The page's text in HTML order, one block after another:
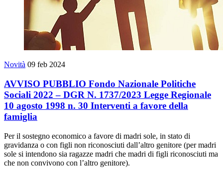
Novità 09 feb 2024
AVVISO PUBBLIO Fondo Nazionale Politiche
Sociali 2022 – DGR N. 1737/2023 Legge Regionale
10 agosto 1998 n. 30 Interventi a favore della
famiglia
Per il sostegno economico a favore di madri sole, in stato di
gravidanza o con figli non riconosciuti dall’altro genitore (per madri
sole si intendono sia ragazze madri che madri di figli riconosciuti ma
che non convivono con l’altro genitore).